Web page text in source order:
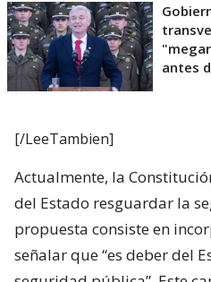
antes
[/LeeTambien]
Actualmente, la
del Estado resguardar la
propuesta consiste en
señalar que “es deber del